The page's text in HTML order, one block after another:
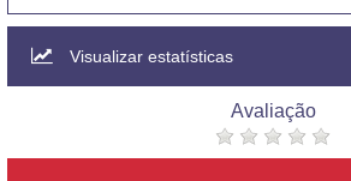
Visualizar estatísticas
Avaliação